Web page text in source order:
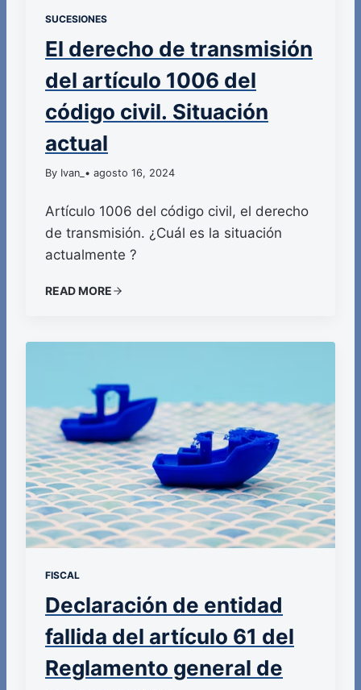
SUCESIONES
El derecho de transmisión
del artículo 1006 del
código civil. Situación
actual
By Ivan_ • agosto 16, 2024
Artículo 1006 del código civil, el derecho
de transmisión. ¿Cuál es la situación
actualmente ?
READ MORE
FISCAL
Declaración de entidad
fallida del artículo 61 del
Reglamento general de